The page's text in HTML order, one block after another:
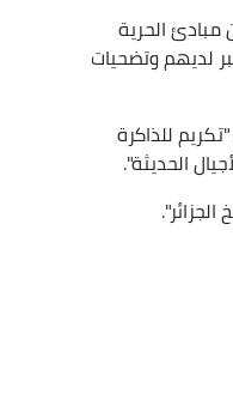
مبادئ الحرية
لديهم وتضحيات
للذاكرة
الحديثة".